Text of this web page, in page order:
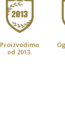
Proizvodimo
od 2013.